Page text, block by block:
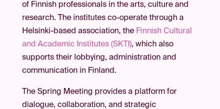
of Finnish professionals in the arts, culture and
research. The institutes co-operate through a
Helsinki-based association, the Finnish Cultural
and Academic Institutes (SKTI), which also
supports their lobbying, administration and
communication in Finland.
The Spring Meeting provides a platform for
dialogue, collaboration, and strategic